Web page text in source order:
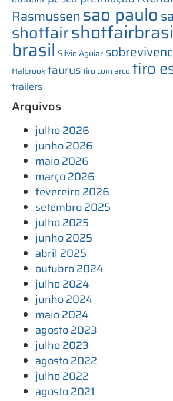
Rasmussensao paulo
shotfair
brasil Silvio Aguiar
Halbrooktaurustiro com arco tiro
trailers
Arquivos
julho 2026
junho 2026
maio 2026
março 2026
fevereiro 2026
setembro 2025
julho 2025
junho 2025
abril 2025
outubro 2024
julho 2024
junho 2024
maio 2024
agosto 2023
julho 2023
agosto 2022
julho 2022
agosto 2021